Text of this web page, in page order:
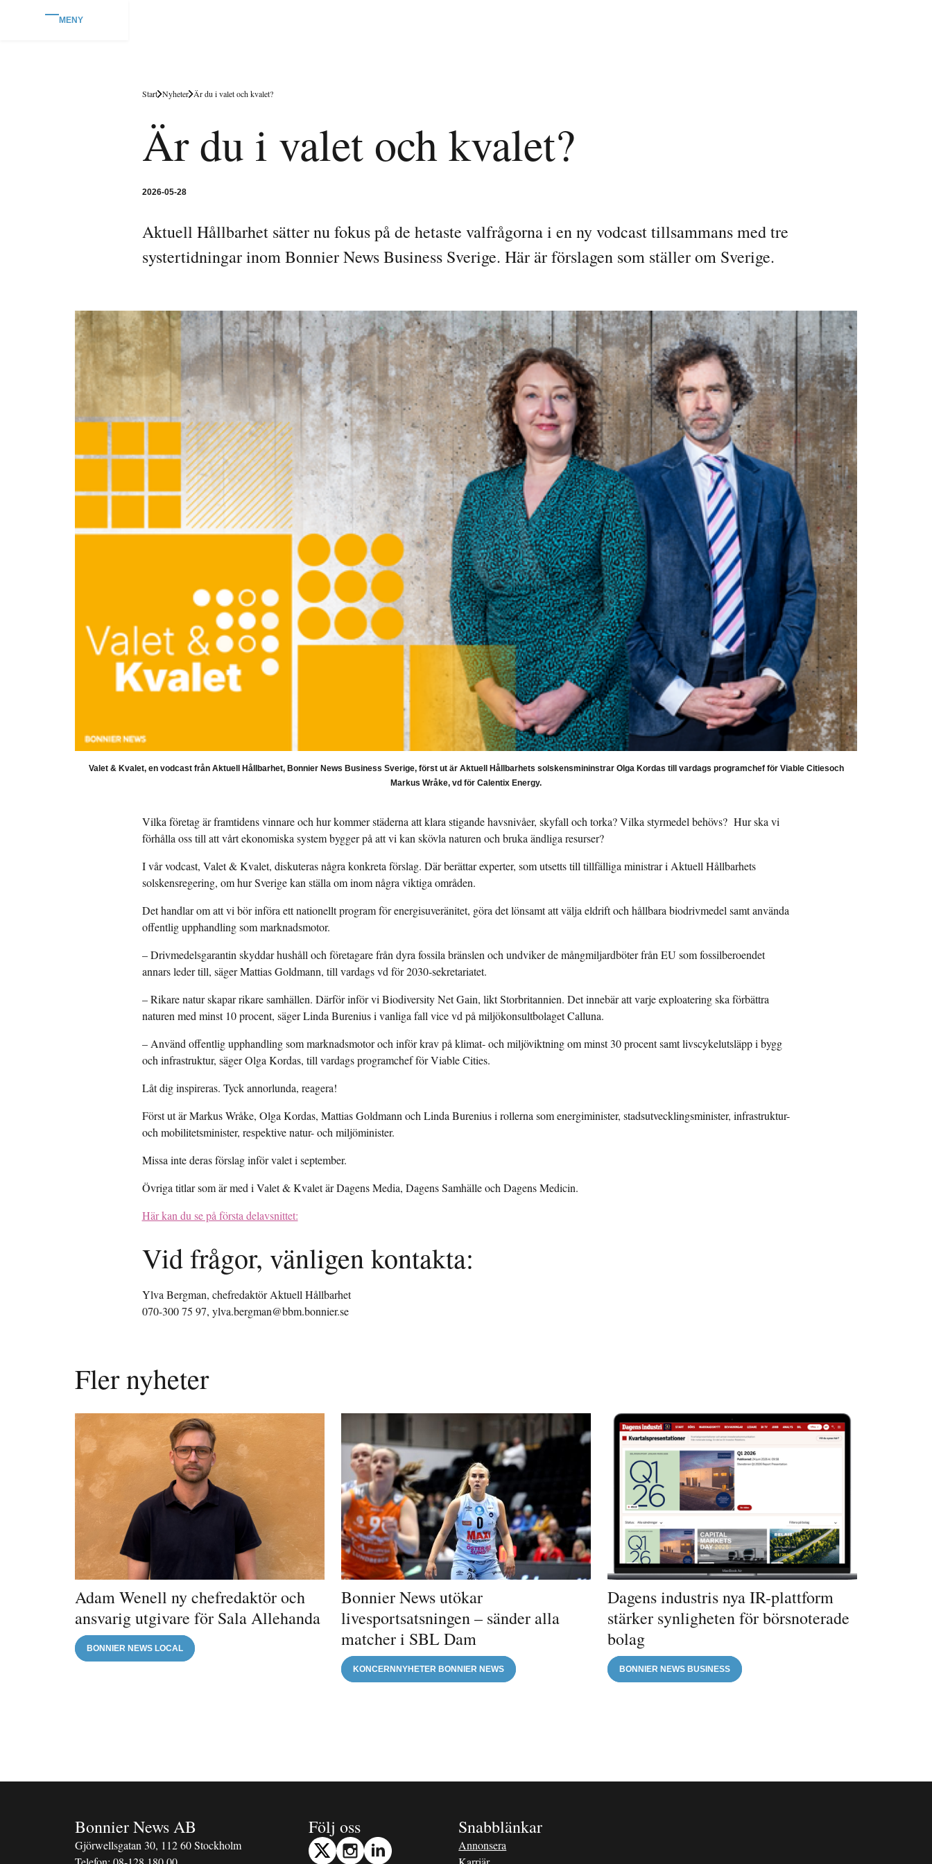
MENY
Start Nyheter Är du i valet och kvalet?
Är du i valet och kvalet?
2026-05-28
Aktuell Hållbarhet sätter nu fokus på de hetaste valfrågorna i en ny vodcast tillsammans med tre
systertidningar inom Bonnier News Business Sverige. Här är förslagen som ställer om Sverige.
Valet & Kvalet, en vodcast från Aktuell Hållbarhet, Bonnier News Business Sverige, först ut är Aktuell Hållbarhets solskensmininstrar Olga Kordas till vardags programchef för Viable Citiesoch
Markus Wråke, vd för Calentix Energy.
Vilka företag är framtidens vinnare och hur kommer städerna att klara stigande havsnivåer, skyfall och torka? Vilka styrmedel behövs? Hur ska vi
förhålla oss till att vårt ekonomiska system bygger på att vi kan skövla naturen och bruka ändliga resurser?
I vår vodcast, Valet & Kvalet, diskuteras några konkreta förslag. Där berättar experter, som utsetts till tillfälliga ministrar i Aktuell Hållbarhets
solskensregering, om hur Sverige kan ställa om inom några viktiga områden.
Det handlar om att vi bör införa ett nationellt program för energisuveränitet, göra det lönsamt att välja eldrift och hållbara biodrivmedel samt använda
offentlig upphandling som marknadsmotor.
– Drivmedelsgarantin skyddar hushåll och företagare från dyra fossila bränslen och undviker de mångmiljardböter från EU som fossilberoendet
annars leder till, säger Mattias Goldmann, till vardags vd för 2030-sekretariatet.
– Rikare natur skapar rikare samhällen. Därför inför vi Biodiversity Net Gain, likt Storbritannien. Det innebär att varje exploatering ska förbättra
naturen med minst 10 procent, säger Linda Burenius i vanliga fall vice vd på miljökonsultbolaget Calluna.
– Använd offentlig upphandling som marknadsmotor och inför krav på klimat- och miljöviktning om minst 30 procent samt livscykelutsläpp i bygg
och infrastruktur, säger Olga Kordas, till vardags programchef för Viable Cities.
Låt dig inspireras. Tyck annorlunda, reagera!
Först ut är Markus Wråke, Olga Kordas, Mattias Goldmann och Linda Burenius i rollerna som energiminister, stadsutvecklingsminister, infrastruktur-
och mobilitetsminister, respektive natur- och miljöminister.
Missa inte deras förslag inför valet i september.
Övriga titlar som är med i Valet & Kvalet är Dagens Media, Dagens Samhälle och Dagens Medicin.
Här kan du se på första delavsnittet:
Vid frågor, vänligen kontakta:
Ylva Bergman, chefredaktör Aktuell Hållbarhet
070-300 75 97, ylva.bergman@bbm.bonnier.se
Fler nyheter
Adam Wenell ny chefredaktör och
ansvarig utgivare för Sala Allehanda
BONNIER NEWS LOCAL
Bonnier News utökar
livesportsatsningen – sänder alla
matcher i SBL Dam
KONCERNNYHETER BONNIER NEWS
Dagens industris nya IR-plattform
stärker synligheten för börsnoterade
bolag
BONNIER NEWS BUSINESS
Bonnier News AB
Gjörwellsgatan 30, 112 60 Stockholm
Följ oss Snabblänkar
Annonsera